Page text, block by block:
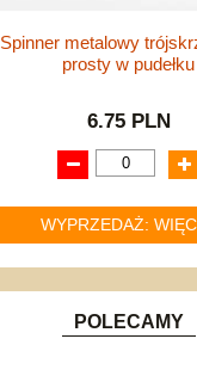
Spinner metalowy
prosty w pudełku
6.75 PLN
WYPRZEDAŻ:
POLECAMY